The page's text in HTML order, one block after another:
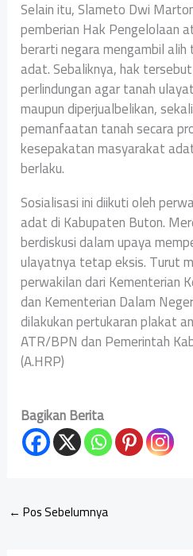
Selain itu, Slameto Dwi
pemberian Hak Pengelolaan
berarti negara mengambil
adat. Sebaliknya, hak
perlindungan agar tanah
maupun diperjualbelikan,
pemanfaatan tanah secara
kesepakatan masyarakat
berlaku.
Sosialisasi ini diikuti oleh
adat di Kabupaten Buton.
berdiskusi dalam upaya
ulayatnya tetap eksis. Turut
perwakilan dari Kementerian
dan Kementerian Dalam
dilakukan pertukaran plakat
ATR/BPN dan Pemerintah
(A.HRP)
Bagikan Berita
← Pos Sebelumnya